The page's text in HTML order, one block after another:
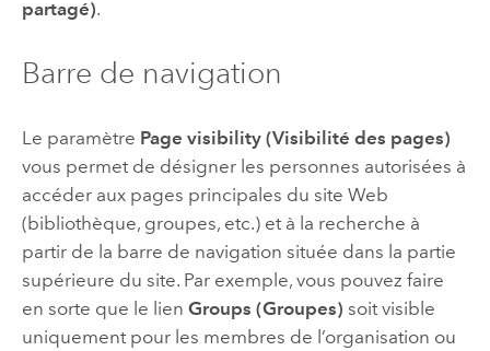
partagé).
Barre de navigation
Le paramètre Page visibility (Visibilité des pages)
vous permet de désigner les personnes autorisées à
accéder aux pages principales du site Web
(bibliothèque, groupes, etc.) et à la recherche à
partir de la barre de navigation située dans la partie
supérieure du site. Par exemple, vous pouvez faire
en sorte que le lien Groups (Groupes) soit visible
uniquement pour les membres de l’organisation ou